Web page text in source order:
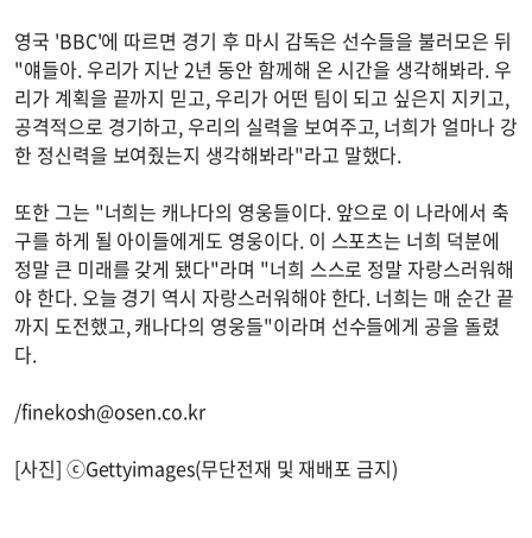
영국 'BBC'에 따르면 경기 후 마시 감독은 선수들을 불러모은 뒤
"얘들아. 우리가 지난 2년 동안 함께해 온 시간을 생각해봐라. 우
리가 계획을 끝까지 믿고, 우리가 어떤 팀이 되고 싶은지 지키고,
공격적으로 경기하고, 우리의 실력을 보여주고, 너희가 얼마나 강
한 정신력을 보여줬는지 생각해봐라"라고 말했다.
또한 그는 "너희는 캐나다의 영웅들이다. 앞으로 이 나라에서 축
구를 하게 될 아이들에게도 영웅이다. 이 스포츠는 너희 덕분에
정말 큰 미래를 갖게 됐다"라며 "너희 스스로 정말 자랑스러워해
야 한다. 오늘 경기 역시 자랑스러워해야 한다. 너희는 매 순간 끝
까지 도전했고, 캐나다의 영웅들"이라며 선수들에게 공을 돌렸
다.
/finekosh@osen.co.kr
[사진] ⓒGettyimages(무단전재 및 재배포 금지)